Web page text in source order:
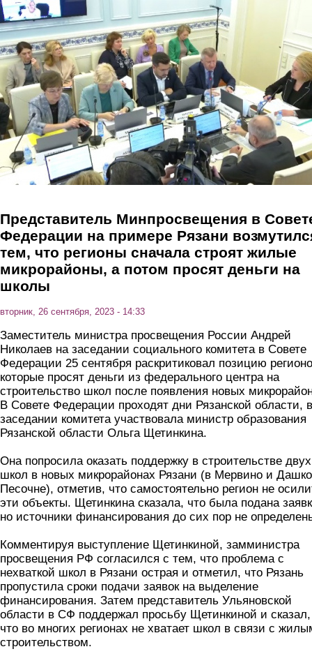
Перейти к основному содержанию
Представитель Минпросвещения в
Федерации на примере Рязани
тем, что регионы сначала строят жилые
микрорайоны, а потом просят деньги на
школы
вторник, 26 сентября, 2023 - 14:33
Заместитель министра просвещения России Андрей
Николаев на заседании социального комитета в Совете
Федерации 25 сентября раскритиковал позицию
которые просят деньги из федерального центра на
строительство школ после появления новых
В Совете Федерации проходят дни Рязанской области, в
заседании комитета участвовала министр образования
Рязанской области Ольга Щетинкина.
Она попросила оказать поддержку в строительстве двух
школ в новых микрорайонах Рязани (в Мервино и
Песочне), отметив, что самостоятельно регион не
эти объекты. Щетинкина сказала, что была подана
но источники финансирования до сих пор не
Комментируя выступление Щетинкиной, замминистра
просвещения РФ согласился с тем, что проблема с
нехваткой школ в Рязани острая и отметил, что Рязань
пропустила сроки подачи заявок на выделение
финансирования. Затем представитель Ульяновской
области в СФ поддержал просьбу Щетинкиной и сказал,
что во многих регионах не хватает школ в связи с
строительством.